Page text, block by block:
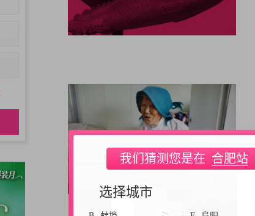
我们猜测您是在 合肥站
选择城市